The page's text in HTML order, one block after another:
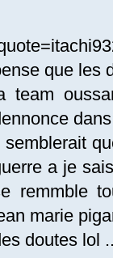
que les
team
semblerait
a je
remmble
marie
doutes lol